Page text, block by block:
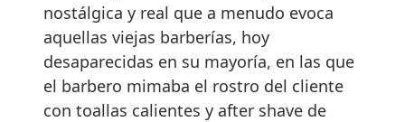
nostálgica y real que a menudo evoca
aquellas viejas barberías, hoy
desaparecidas en su mayoría, en las que
el barbero mimaba el rostro del cliente
con toallas calientes y after shave de